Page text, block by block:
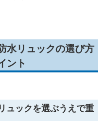
水リュックの選び方
ント
ュックを選ぶうえで重